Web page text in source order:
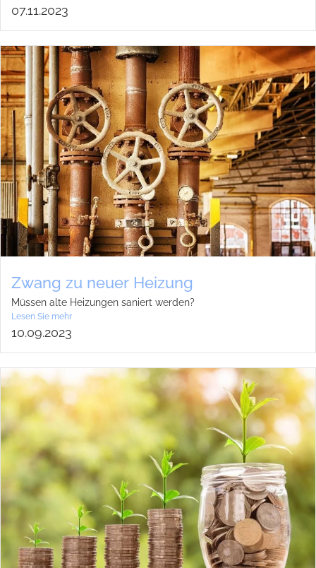
07.11.2023
Zwang zu neuer Hei­zung
Müs­sen alte Hei­zun­gen saniert wer­den?
Lesen Sie mehr
10.09.2023